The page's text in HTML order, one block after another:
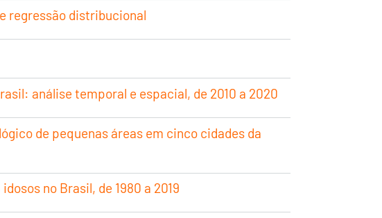
regressão distribucional
análise temporal e espacial, de 2010 a 2020
de pequenas áreas em cinco cidades da
no Brasil, de 1980 a 2019